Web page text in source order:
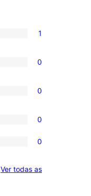
1
0
0
0
0
Ver todas asvaloracións